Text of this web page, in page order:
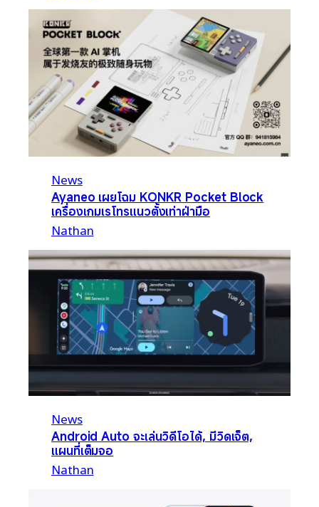
News
Ayaneo เผยโฉม KONKR Pocket Block
เครื่องเกมเรโทรแนวตั้งเท่าฝ่ามือ
Nathan
News
Android Auto จะเล่นวิดีโอได้, มีวิดเจ็ต,
แผนที่เต็มจอ
Nathan